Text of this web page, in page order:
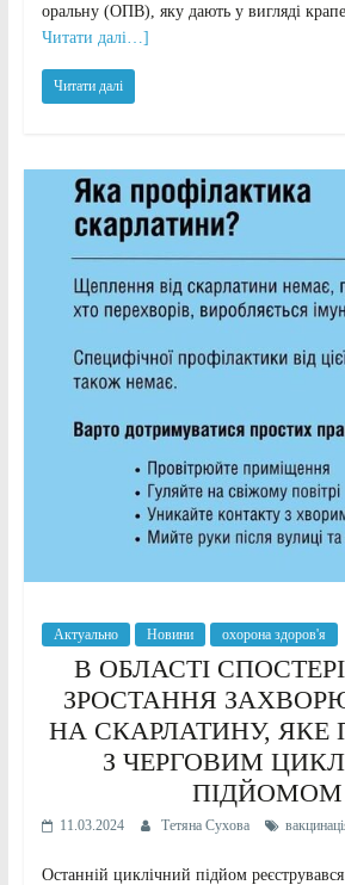
оральну (ОПВ), яку дають у вигляді
Читати далі…]
Читати далі
Актуально Новини охорона здоров'я
В ОБЛАСТІ
ЗРОСТАННЯ
НА СКАРЛАТИНУ, ЯКЕ
З ЧЕРГОВИМ
ПІДЙОМОМ
11.03.2024 Тетяна Сухова
Останній циклічний підйом